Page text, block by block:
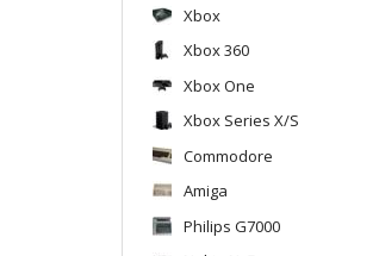
Xbox
Xbox 360
Xbox One
Xbox Series X/S
Commodore
Amiga
Philips G7000